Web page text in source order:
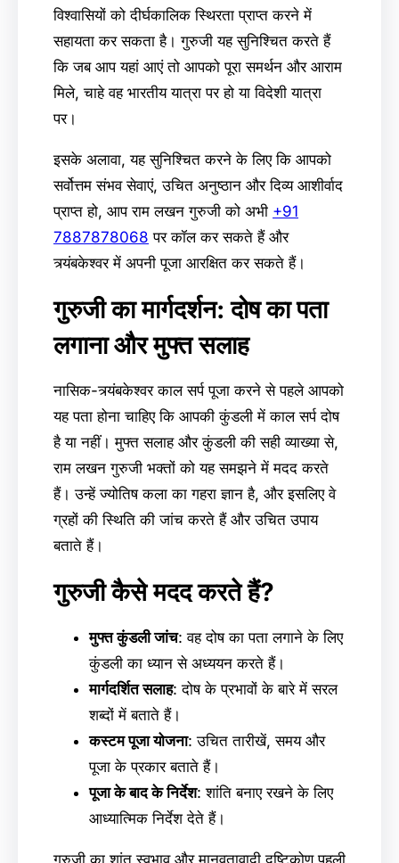
विश्वासियों को दीर्घकालिक स्थिरता प्राप्त करने में
सहायता कर सकता है। गुरुजी यह सुनिश्चित करते हैं
कि जब आप यहां आएं तो आपको पूरा समर्थन और आराम
मिले, चाहे वह भारतीय यात्रा पर हो या विदेशी यात्रा
पर।
इसके अलावा, यह सुनिश्चित करने के लिए कि आपको
सर्वोत्तम संभव सेवाएं, उचित अनुष्ठान और दिव्य आशीर्वाद
प्राप्त हो, आप राम लखन गुरुजी को अभी +91
7887878068 पर कॉल कर सकते हैं और
त्र्यंबकेश्वर में अपनी पूजा आरक्षित कर सकते हैं।
गुरुजी का मार्गदर्शन: दोष का पता
लगाना और मुफ्त सलाह
नासिक-त्र्यंबकेश्वर काल सर्प पूजा करने से पहले आपको
यह पता होना चाहिए कि आपकी कुंडली में काल सर्प दोष
है या नहीं। मुफ्त सलाह और कुंडली की सही व्याख्या से,
राम लखन गुरुजी भक्तों को यह समझने में मदद करते
हैं। उन्हें ज्योतिष कला का गहरा ज्ञान है, और इसलिए वे
ग्रहों की स्थिति की जांच करते हैं और उचित उपाय
बताते हैं।
गुरुजी कैसे मदद करते हैं?
मुफ्त कुंडली जांच: वह दोष का पता लगाने के लिए
कुंडली का ध्यान से अध्ययन करते हैं।
मार्गदर्शित सलाह: दोष के प्रभावों के बारे में सरल
शब्दों में बताते हैं।
कस्टम पूजा योजना: उचित तारीखें, समय और
पूजा के प्रकार बताते हैं।
पूजा के बाद के निर्देश: शांति बनाए रखने के लिए
आध्यात्मिक निर्देश देते हैं।